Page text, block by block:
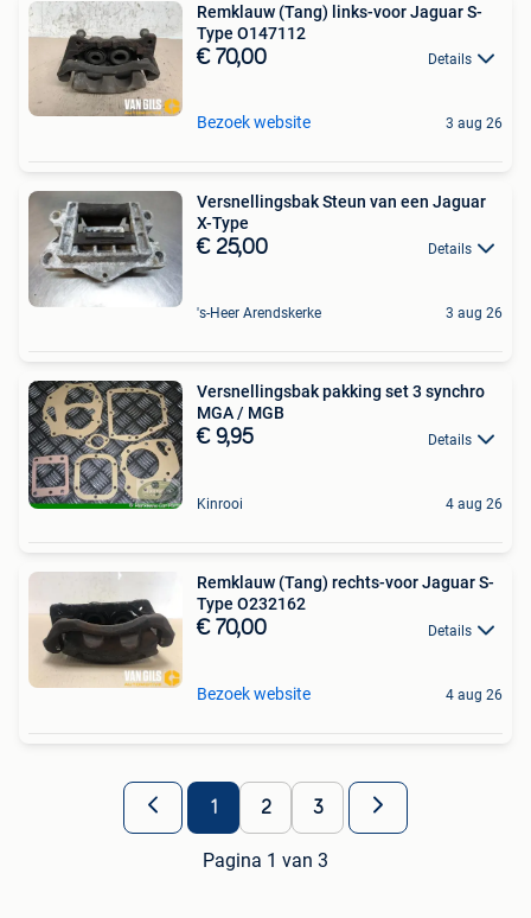
Remklauw (Tang) links-voor Jaguar S-
Type O147112
€ 70,00 Details
Bezoek website 3 aug 26
Versnellingsbak Steun van een Jaguar
X-Type
€ 25,00 Details
's-Heer Arendskerke 3 aug 26
Versnellingsbak pakking set 3 synchro
MGA / MGB
€ 9,95 Details
Kinrooi 4 aug 26
Remklauw (Tang) rechts-voor Jaguar S-
Type O232162
€ 70,00 Details
Bezoek website 4 aug 26
1 2 3
Pagina 1 van 3